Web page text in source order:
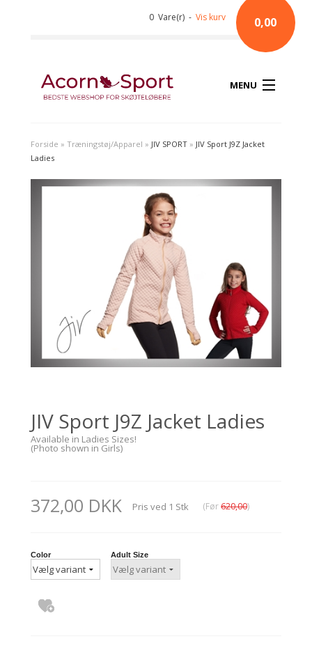
0 Vare(r) - Vis kurv 0,00
MENU
Forside » Træningstøj/Apparel » JIV SPORT » JIV Sport J9Z Jacket
Ladies
JIV Sport J9Z Jacket Ladies
Available in Ladies Sizes!
(Photo shown in Girls)
372,00 DKK Pris ved 1 Stk (Før620,00)
Color Adult Size